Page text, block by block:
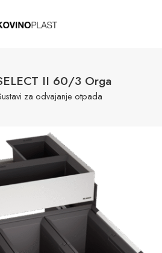
II 60/3 Orga
za odvajanje otpada